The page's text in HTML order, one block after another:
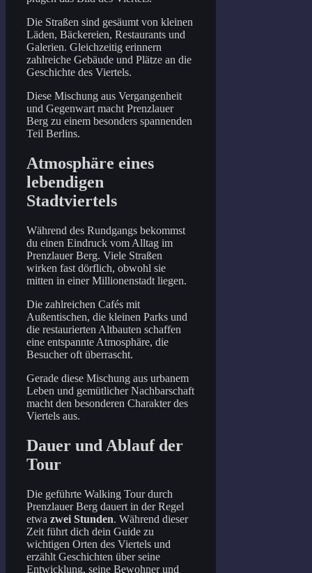
Die Straßen sind gesäumt von kleinen
Läden, Bäckereien, Restaurants und
Galerien. Gleichzeitig erinnern
zahlreiche Gebäude und Plätze an die
Geschichte des Viertels.
Diese Mischung aus Vergangenheit
und Gegenwart macht Prenzlauer
Berg zu einem besonders spannenden
Teil Berlins.
Atmosphäre eines
lebendigen
Stadtviertels
Während des Rundgangs bekommst
du einen Eindruck vom Alltag im
Prenzlauer Berg. Viele Straßen
wirken fast dörflich, obwohl sie
mitten in einer Millionenstadt liegen.
Die zahlreichen Cafés mit
Außentischen, die kleinen Parks und
die restaurierten Altbauten schaffen
eine entspannte Atmosphäre, die
Besucher oft überrascht.
Gerade diese Mischung aus urbanem
Leben und gemütlicher Nachbarschaft
macht den besonderen Charakter des
Viertels aus.
Dauer und Ablauf der
Tour
Die geführte Walking Tour durch
Prenzlauer Berg dauert in der Regel
etwa zwei Stunden. Während dieser
Zeit führt dich dein Guide zu
wichtigen Orten des Viertels und
erzählt Geschichten über seine
Entwicklung, seine Bewohner und